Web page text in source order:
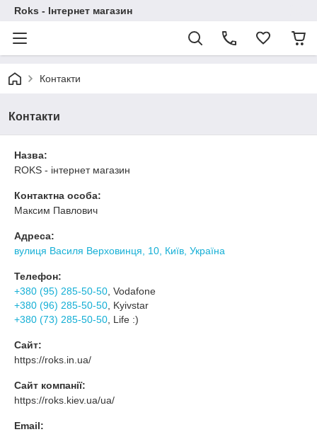
Roks - Інтернет магазин
Контакти
Контакти
Назва:
ROKS - інтернет магазин
Контактна особа:
Максим Павлович
Адреса:
вулиця Василя Верховинця, 10, Київ, Україна
Телефон:
+380 (95) 285-50-50 , Vodafone
+380 (96) 285-50-50 , Kyivstar
+380 (73) 285-50-50 , Life :)
Сайт:
https://roks.in.ua/
Сайт компанії:
https://roks.kiev.ua/ua/
Email: